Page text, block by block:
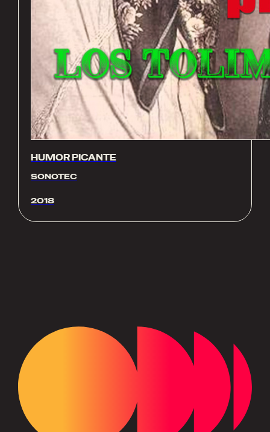
HUMOR PICANTE
SONOTEC
2018